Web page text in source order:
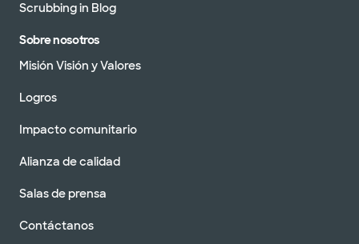
Scrubbing in Blog
Sobre nosotros
Misión Visión y Valores
Logros
Impacto comunitario
Alianza de calidad
Salas de prensa
Contáctanos